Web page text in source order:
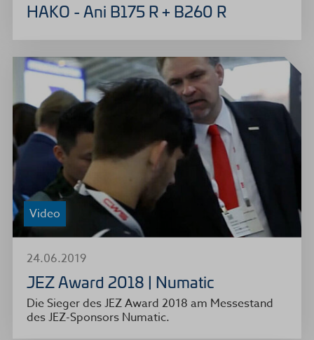
HAKO - Ani B175 R + B260 R
Video
24.06.2019
JEZ Award 2018 | Numatic
Die Sieger des JEZ Award 2018 am Messestand
des JEZ-Sponsors Numatic.